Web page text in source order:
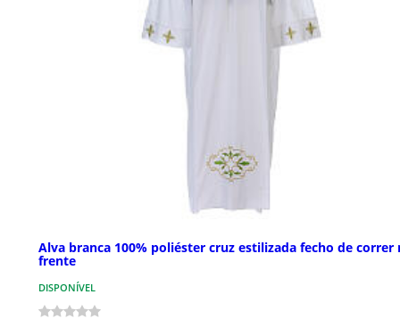
Alva branca 100% poliéster cruz estilizada fecho de correr
frente
DISPONÍVEL